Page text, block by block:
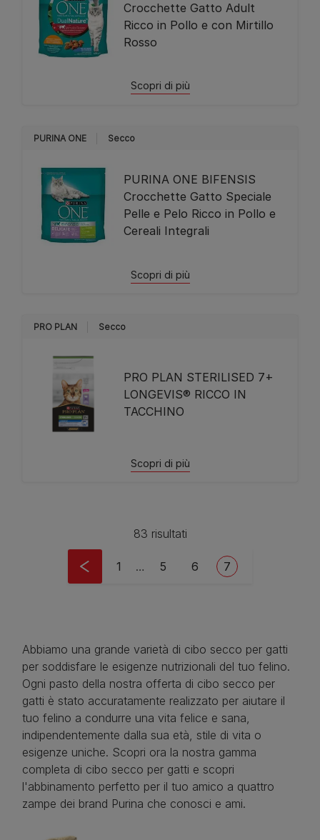
Crocchette Gatto Adult
Ricco in Pollo e con Mirtillo
Rosso
Scopri di più
PURINA ONE Secco
PURINA ONE BIFENSIS
Crocchette Gatto Speciale
Pelle e Pelo Ricco in Pollo e
Cereali Integrali
Scopri di più
PRO PLAN Secco
PRO PLAN STERILISED 7+
LONGEVIS® RICCO IN
TACCHINO
Scopri di più
83 risultati
First page
1 … Page
5 Page
6 Current page
7
Abbiamo una grande varietà di cibo secco per gatti
per soddisfare le esigenze nutrizionali del tuo felino.
Ogni pasto della nostra offerta di cibo secco per
gatti è stato accuratamente realizzato per aiutare il
tuo felino a condurre una vita felice e sana,
indipendentemente dalla sua età, stile di vita o
esigenze uniche. Scopri ora la nostra gamma
completa di cibo secco per gatti e scopri
l'abbinamento perfetto per il tuo amico a quattro
zampe dei brand Purina che conosci e ami.